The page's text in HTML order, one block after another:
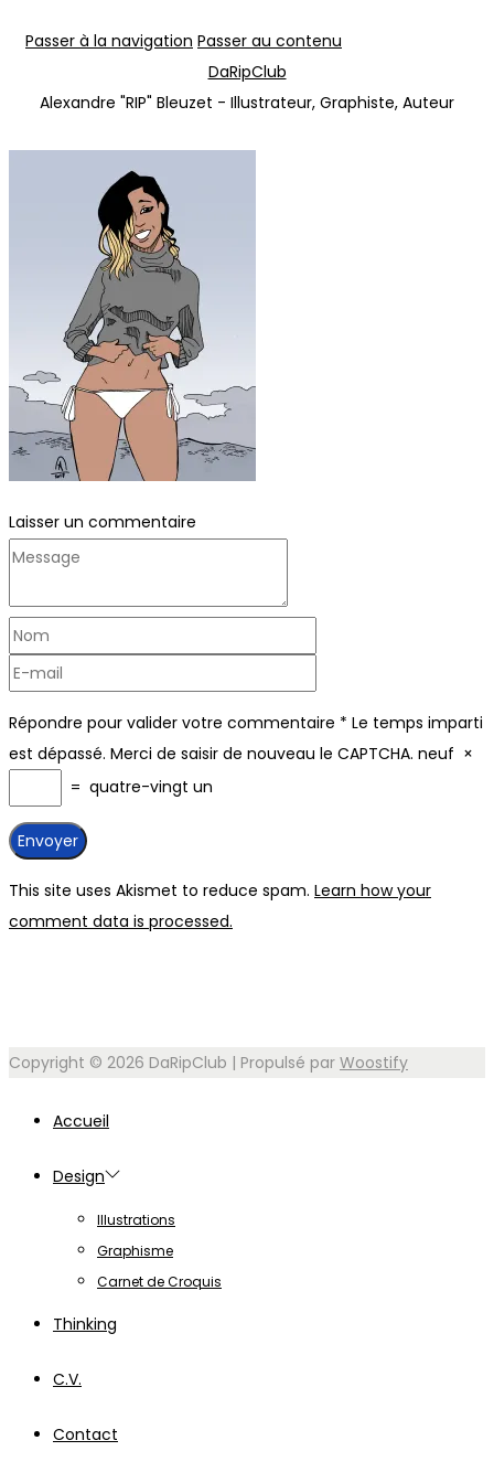
Passer à la navigation Passer au contenu
DaRipClub
Alexandre "RIP" Bleuzet - Illustrateur, Graphiste, Auteur
Laisser un commentaire
Répondre pour valider votre commentaire * Le temps imparti
est dépassé. Merci de saisir de nouveau le CAPTCHA. neuf ×
= quatre-vingt un
This site uses Akismet to reduce spam. Learn how your
comment data is processed.
Copyright © 2026 DaRipClub | Propulsé par Woostify
Accueil
Design
Illustrations
Graphisme
Carnet de Croquis
Thinking
C.V.
Contact